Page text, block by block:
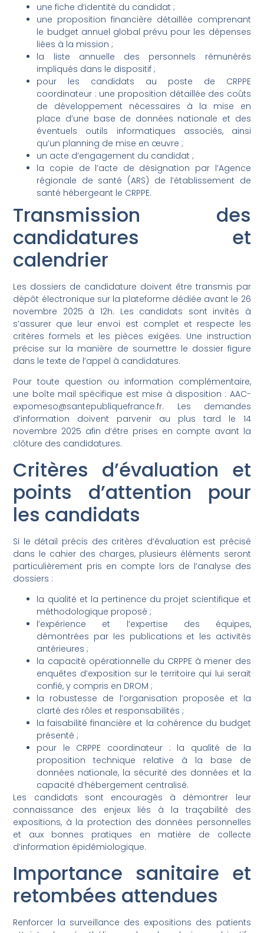
une fiche d’identité du candidat ;
une proposition financière détaillée comprenant
le budget annuel global prévu pour les dépenses
liées à la mission ;
la liste annuelle des personnels rémunérés
impliqués dans le dispositif ;
pour les candidats au poste de CRPPE
coordinateur : une proposition détaillée des coûts
de développement nécessaires à la mise en
place d’une base de données nationale et des
éventuels outils informatiques associés, ainsi
qu’un planning de mise en œuvre ;
un acte d’engagement du candidat ;
la copie de l’acte de désignation par l’Agence
régionale de santé (ARS) de l’établissement de
santé hébergeant le CRPPE.
Transmission des
candidatures et
calendrier
Les dossiers de candidature doivent être transmis par
dépôt électronique sur la plateforme dédiée avant le 26
novembre 2025 à 12h. Les candidats sont invités à
s’assurer que leur envoi est complet et respecte les
critères formels et les pièces exigées. Une instruction
précise sur la manière de soumettre le dossier figure
dans le texte de l’appel à candidatures.
Pour toute question ou information complémentaire,
une boîte mail spécifique est mise à disposition : AAC-
expomeso@santepubliquefrance.fr. Les demandes
d’information doivent parvenir au plus tard le 14
novembre 2025 afin d’être prises en compte avant la
clôture des candidatures.
Critères d’évaluation et
points d’attention pour
les candidats
Si le détail précis des critères d’évaluation est précisé
dans le cahier des charges, plusieurs éléments seront
particulièrement pris en compte lors de l’analyse des
dossiers :
la qualité et la pertinence du projet scientifique et
méthodologique proposé ;
l’expérience et l’expertise des équipes,
démontrées par les publications et les activités
antérieures ;
la capacité opérationnelle du CRPPE à mener des
enquêtes d’exposition sur le territoire qui lui serait
confié, y compris en DROM ;
la robustesse de l’organisation proposée et la
clarté des rôles et responsabilités ;
la faisabilité financière et la cohérence du budget
présenté ;
pour le CRPPE coordinateur : la qualité de la
proposition technique relative à la base de
données nationale, la sécurité des données et la
capacité d’hébergement centralisé.
Les candidats sont encouragés à démontrer leur
connaissance des enjeux liés à la traçabilité des
expositions, à la protection des données personnelles
et aux bonnes pratiques en matière de collecte
d’information épidémiologique.
Importance sanitaire et
retombées attendues
Renforcer la surveillance des expositions des patients